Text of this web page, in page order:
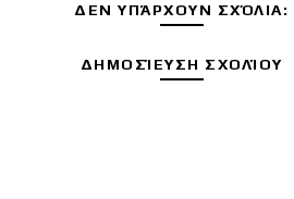
ΔΕΝ ΥΠΆΡΧΟΥΝ ΣΧΌΛΙΑ:
ΔΗΜΟΣΊΕΥΣΗ ΣΧΟΛΊΟΥ